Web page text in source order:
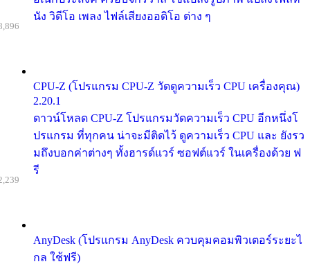
นัง วิดีโอ เพลง ไฟล์เสียงออดิโอ ต่าง ๆ
CPU-Z (โปรแกรม CPU-Z วัดดูความเร็ว CPU เครื่องคุณ)
2.20.1
ดาวน์โหลด CPU-Z โปรแกรมวัดความเร็ว CPU อีกหนึ่งโ
ปรแกรม ที่ทุกคน น่าจะมีติดไว้ ดูความเร็ว CPU และ ยังรว
มถึงบอกค่าต่างๆ ทั้งฮารด์แวร์ ซอฟต์แวร์ ในเครื่องด้วย ฟ
รี
AnyDesk (โปรแกรม AnyDesk ควบคุมคอมพิวเตอร์ระยะไ
กล ใช้ฟรี)